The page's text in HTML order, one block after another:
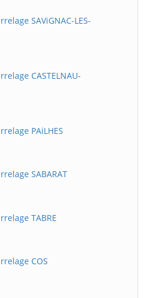
SAViGNAC-LES-
CASTELNAU-
PAiLHES
SABARAT
TABRE
COS